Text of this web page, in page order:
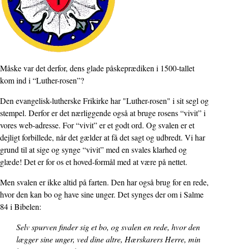
Brødtekst
Måske var det derfor, dens glade påskeprædiken i 1500-tallet
kom ind i “Luther-rosen”?
Den evangelisk-lutherske Frikirke har "Luther-rosen" i sit segl og
stempel. Derfor er det nærliggende også at bruge rosens “vivit” i
vores web-adresse. For “vivit” er et godt ord. Og svalen er et
dejligt forbillede, når det gælder at få det sagt og udbredt. Vi har
grund til at sige og synge “vivit” med en svales klarhed og
glæde! Det er for os et hoved-formål med at være på nettet.
Men svalen er ikke altid på farten. Den har også brug for en rede,
hvor den kan bo og have sine unger. Det synges der om i Salme
84 i Bibelen:
Selv spurven finder sig et bo, og svalen en rede, hvor den
lægger sine unger, ved dine altre, Hærskarers Herre, min